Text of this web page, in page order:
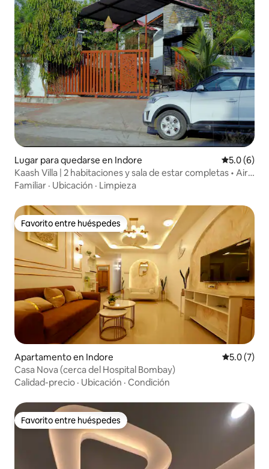
Lugar para quedarse en Indore
5.0 (6)
Kaash Villa | 2 habitaciones y sala de estar completas • Aire
acondicionado • Cocina • Proyector
Familiar · Ubicación · Limpieza
Favorito entre huéspedes
Favorito entre huéspedes
Apartamento en Indore
5.0 (7)
Casa Nova (cerca del Hospital Bombay)
Calidad-precio · Ubicación · Condición
Favorito entre huéspedes
Favorito entre huéspedes